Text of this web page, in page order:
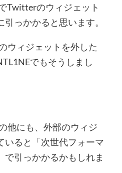
Twitterのウィジェット
っかかると思います。
ウィジェットを外した
でもそうしまし
他にも、外部のウィジ
いると「次世代フォーマ
で引っかかるかもしれま